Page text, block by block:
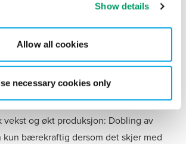
Show details
Allow all cookies
necessary cookies only
for villaks, men også lavere inntekter.
med grønn teknologi: Lukkede
båter gir bedre fiskevelferd og
vekst og økt produksjon: Dobling av
kun bærekraftig dersom det skjer med